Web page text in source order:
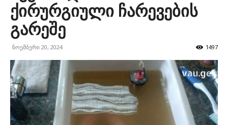
ქირურგიული ჩარევების
გარეშე
ნოემბერი 20, 2024 1497